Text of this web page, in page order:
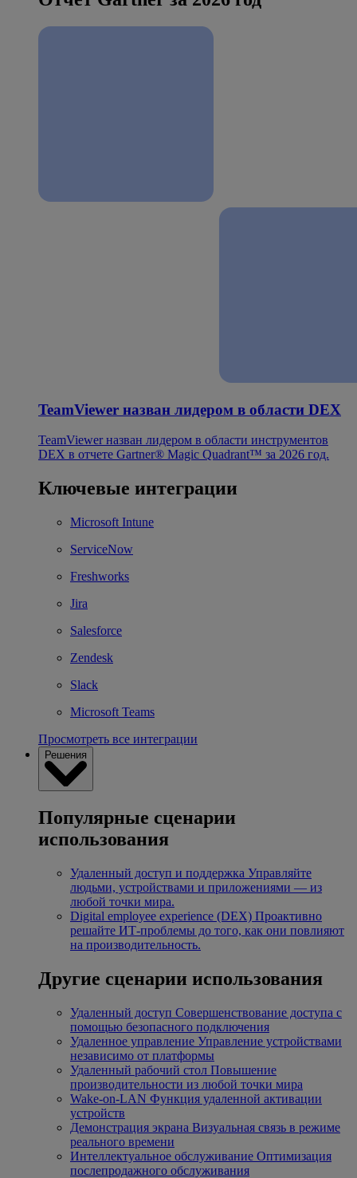
TeamViewer назван лидером в области DEX
TeamViewer назван лидером в области инструментов
DEX в отчете Gartner® Magic Quadrant™ за 2026 год.
Ключевые интеграции
Microsoft Intune
ServiceNow
Freshworks
Jira
Salesforce
Zendesk
Slack
Microsoft Teams
Просмотреть все интеграции
Решения
Популярные сценарии
использования
Удаленный доступ и поддержка Управляйте
людьми, устройствами и приложениями — из
любой точки мира.
Digital employee experience (DEX) Проактивно
решайте ИТ-проблемы до того, как они повлияют
на производительность.
Другие сценарии использования
Удаленный доступ Совершенствование доступа с
помощью безопасного подключения
Удаленное управление Управление устройствами
независимо от платформы
Удаленный рабочий стол Повышение
производительности из любой точки мира
Wake-on-LAN Функция удаленной активации
устройств
Демонстрация экрана Визуальная связь в режиме
реального времени
Интеллектуальное обслуживание Оптимизация
послепродажного обслуживания